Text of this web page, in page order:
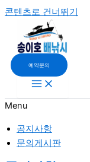
콘텐츠로 건너뛰기
예약문의
Menu
공지사항
문의게시판